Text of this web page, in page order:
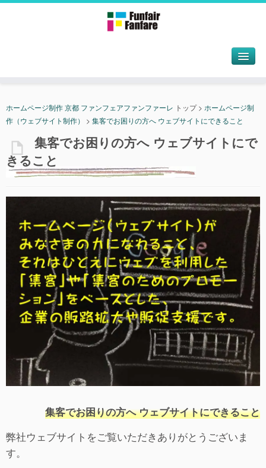
ホームページ制作 京都 ファンフェアファンファーレ トップ> ホームページ制
作（ウェブサイト制作）
> 集客でお困りの方へ ウェブサイトにできること
集客でお困りの方へ ウェブサイトにで
きること
集客でお困りの方へ ウェブサイトにできること
弊社ウェブサイトをご覧いただきありがとうございま
す。